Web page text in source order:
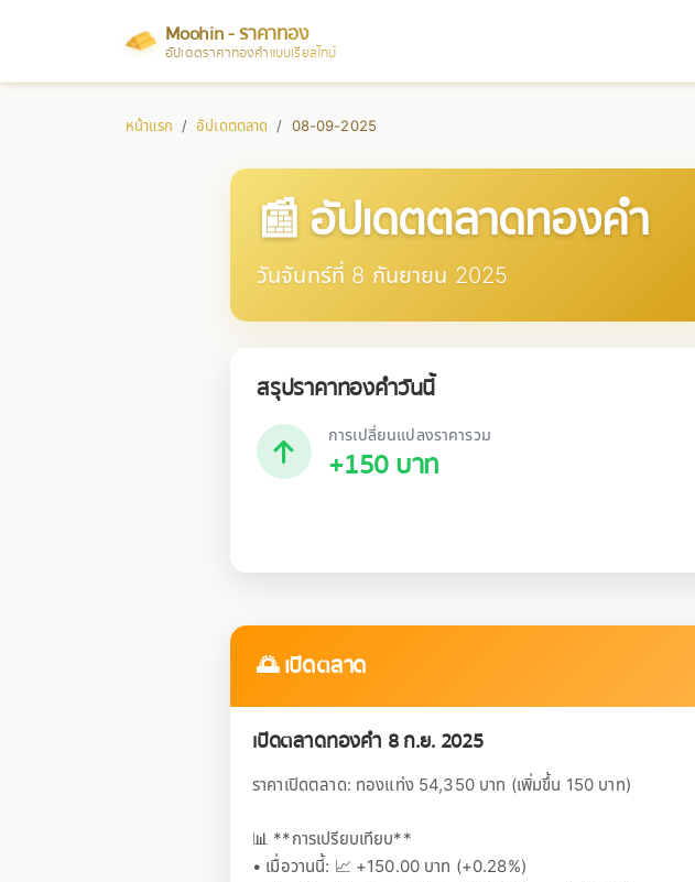
Moohin - ราคาทอง
อัปเดตราคาทองคำแบบเรียลไทม์
หน้าแรก อัปเดตตลาด 08-09-2025
📰 อัปเดตตลาดทองคำ
วันจันทร์ที่ 8 กันยายน 2025
สรุปราคาทองคำวันนี้
การเปลี่ยนแปลงราคารวม
+150 บาท
🌅 เปิดตลาด
เปิดตลาดทองคำ 8 ก.ย. 2025
ราคาเปิดตลาด: ทองแท่ง 54,350 บาท (เพิ่มขึ้น 150 บาท)
📊 **การเปรียบเทียบ**
• เมื่อวานนี้: 📈 +150.00 บาท (+0.28%)